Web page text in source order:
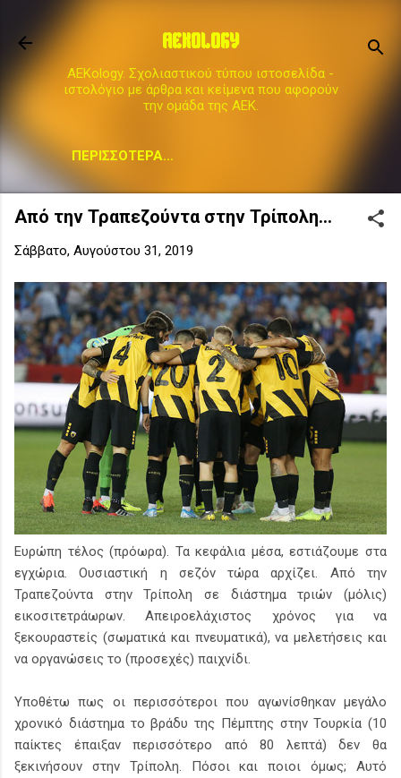
AEKOLOGY
AEKology. Σχολιαστικού τύπου ιστοσελίδα -
ιστολόγιο με άρθρα και κείμενα που αφορούν
την ομάδα της ΑΕΚ.
ΠΕΡΙΣΣΌΤΕΡΑ…
Από την Τραπεζούντα στην Τρίπολη...
Σάββατο, Αυγούστου 31, 2019
Ευρώπη τέλος (πρόωρα). Τα κεφάλια μέσα, εστιάζουμε στα
εγχώρια. Ουσιαστική η σεζόν τώρα αρχίζει. Από την
Τραπεζούντα στην Τρίπολη σε διάστημα τριών (μόλις)
εικοσιτετράωρων. Απειροελάχιστος χρόνος για να
ξεκουραστείς (σωματικά και πνευματικά), να μελετήσεις και
να οργανώσεις το (προσεχές) παιχνίδι.
Υποθέτω πως οι περισσότεροι που αγωνίσθηκαν μεγάλο
χρονικό διάστημα το βράδυ της Πέμπτης στην Τουρκία (10
παίκτες έπαιξαν περισσότερο από 80 λεπτά) δεν θα
ξεκινήσουν στην Τρίπολη. Πόσοι και ποιοι όμως; Αυτό